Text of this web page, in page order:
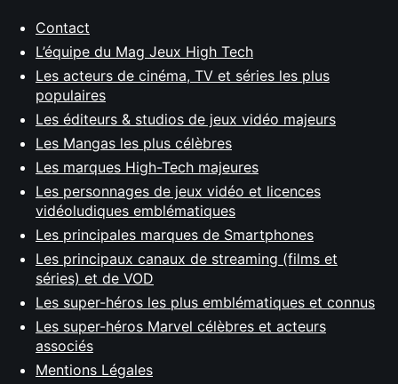
Contact
L’équipe du Mag Jeux High Tech
Les acteurs de cinéma, TV et séries les plus
populaires
Les éditeurs & studios de jeux vidéo majeurs
Les Mangas les plus célèbres
Les marques High-Tech majeures
Les personnages de jeux vidéo et licences
vidéoludiques emblématiques
Les principales marques de Smartphones
Les principaux canaux de streaming (films et
séries) et de VOD
Les super-héros les plus emblématiques et connus
Les super-héros Marvel célèbres et acteurs
associés
Mentions Légales